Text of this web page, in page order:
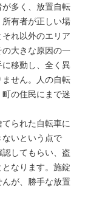
多く、放置自転
有者が正しい場
れ以外のエリア
大きな原因の一
移動し、全く異
せん。人の自転
の住民にまで迷
られた自転車に
いという点で
してもらい、盗
なります。施錠
が、勝手な放置